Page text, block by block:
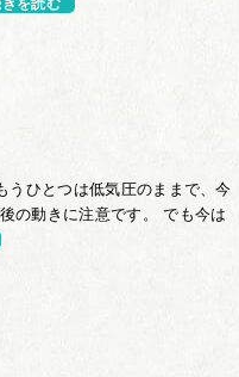
を読む
うひとつは低気圧のままで、今
の動きに注意です。 でも今は